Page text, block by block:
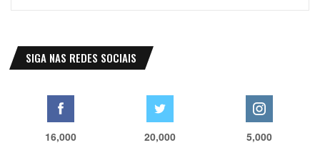
SIGA NAS REDES SOCIAIS
16,000 20,000 5,000